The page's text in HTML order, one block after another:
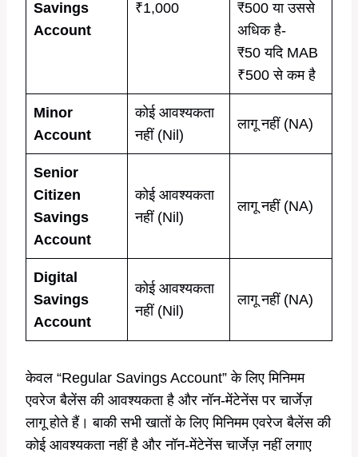
Savings
Account
₹1,000
₹500 या उससे
अधिक है-
₹50 यदि MAB
₹500 से कम है
Minor
Account
कोई आवश्यकता
नहीं (Nil)
लागू नहीं (NA)
Senior
Citizen
Savings
Account
कोई आवश्यकता
नहीं (Nil)
लागू नहीं (NA)
Digital
Savings
Account
कोई आवश्यकता
नहीं (Nil)
लागू नहीं (NA)
केवल “Regular Savings Account” के लिए मिनिमम
एवरेज बैलेंस की आवश्यकता है और नॉन-मेंटेनेंस पर चार्जेज़
लागू होते हैं। बाकी सभी खातों के लिए मिनिमम एवरेज बैलेंस की
कोई आवश्यकता नहीं है और नॉन-मेंटेनेंस चार्जेज़ नहीं लगाए